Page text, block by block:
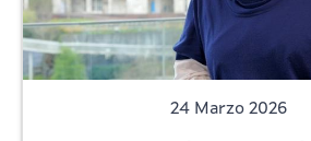
24 Marzo 2026